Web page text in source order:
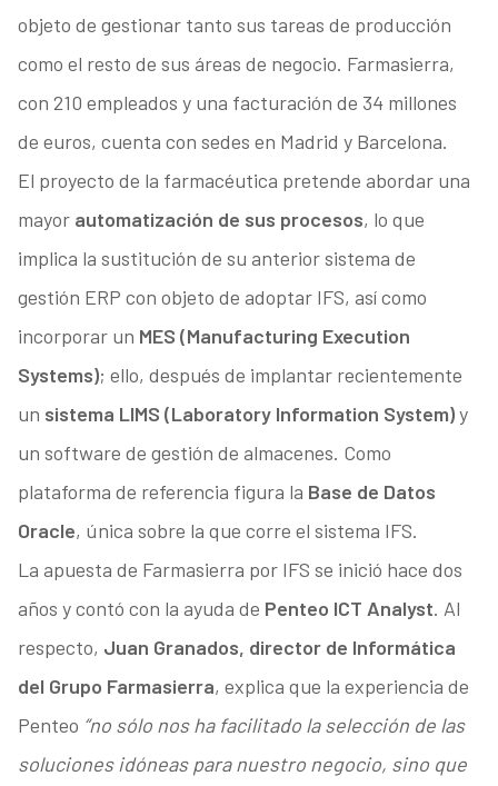
objeto de gestionar tanto sus tareas de producción
como el resto de sus áreas de negocio. Farmasierra,
con 210 empleados y una facturación de 34 millones
de euros, cuenta con sedes en Madrid y Barcelona.
El proyecto de la farmacéutica pretende abordar una
mayor automatización de sus procesos, lo que
implica la sustitución de su anterior sistema de
gestión ERP con objeto de adoptar IFS, así como
incorporar un MES (Manufacturing Execution
Systems); ello, después de implantar recientemente
un sistema LIMS (Laboratory Information System)y
un software de gestión de almacenes. Como
plataforma de referencia figura la Base de Datos
Oracle, única sobre la que corre el sistema IFS.
La apuesta de Farmasierra por IFS se inició hace dos
años y contó con la ayuda de Penteo ICT Analyst. Al
respecto, Juan Granados, director de Informática
del Grupo Farmasierra, explica que la experiencia de
Penteo “no sólo nos ha facilitado la selección de las
soluciones idóneas para nuestro negocio, sino que